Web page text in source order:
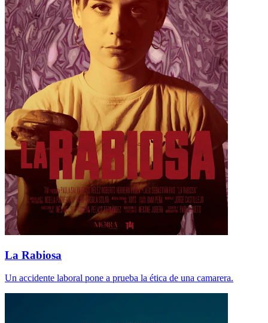
La Rabiosa
Un accidente laboral pone a prueba la ética de una camarera.